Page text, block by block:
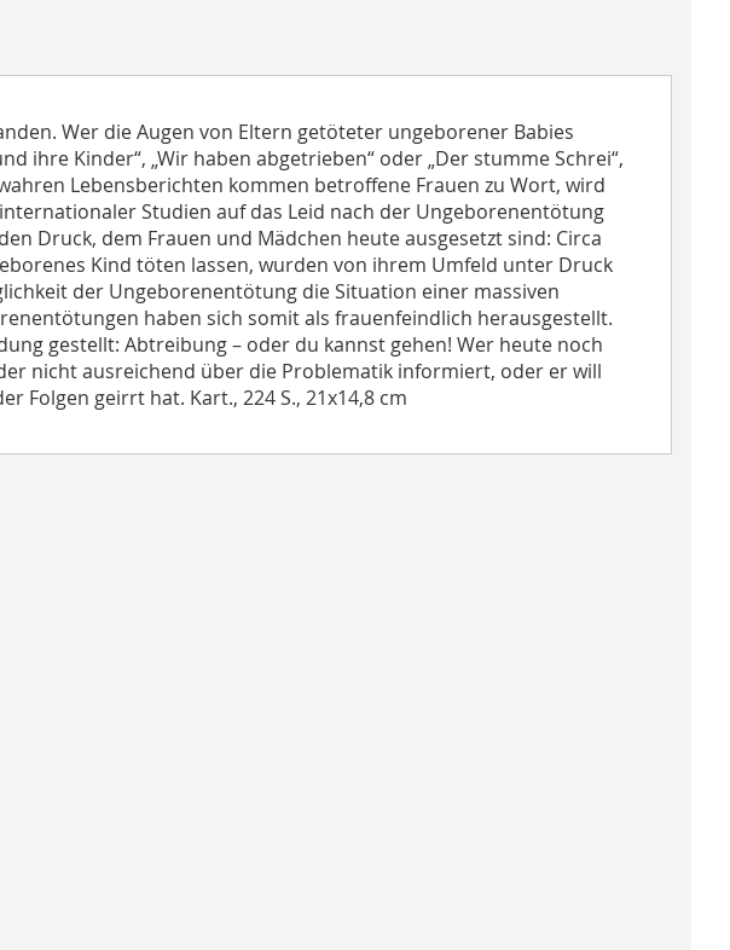
Wer die Augen von Eltern getöteter ungeborener Babies
ihre Kinder“, „Wir haben abgetrieben“ oder „Der stumme Schrei“,
Lebensberichten kommen betroffene Frauen zu Wort, wird
Studien auf das Leid nach der Ungeborenentötung
Druck, dem Frauen und Mädchen heute ausgesetzt sind: Circa
Kind töten lassen, wurden von ihrem Umfeld unter Druck
der Ungeborenentötung die Situation einer massiven
haben sich somit als frauenfeindlich herausgestellt.
gestellt: Abtreibung – oder du kannst gehen! Wer heute noch
nicht ausreichend über die Problematik informiert, oder er will
Folgen geirrt hat. Kart., 224 S., 21x14,8 cm